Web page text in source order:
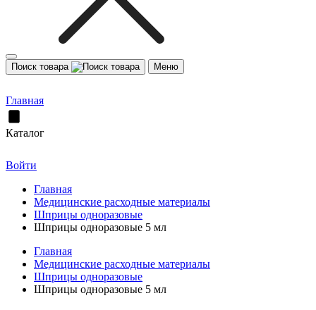
Поиск товара Меню
Главная
Каталог
Войти
Главная
Медицинские расходные материалы
Шприцы одноразовые
Шприцы одноразовые 5 мл
Главная
Медицинские расходные материалы
Шприцы одноразовые
Шприцы одноразовые 5 мл